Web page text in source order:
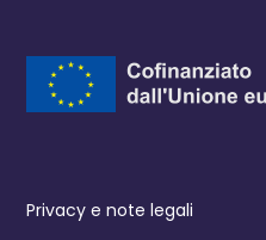
Privacy e note legali